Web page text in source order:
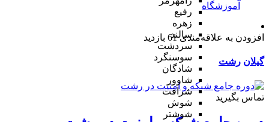
رفیع
زهره
سالند
سردشت
سوسنگرد
شادگان
شاوور
شرافت
شوش
شوشتر
آموزشگاه
افزودن به علاقه‌مندی 61 بازدید
گیلان رشت
تماس بگیرید